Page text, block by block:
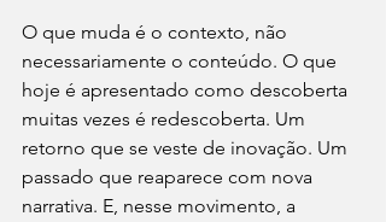
O que muda é o contexto, não
necessariamente o conteúdo. O que
hoje é apresentado como descoberta
muitas vezes é redescoberta. Um
retorno que se veste de inovação. Um
passado que reaparece com nova
narrativa. E, nesse movimento, a